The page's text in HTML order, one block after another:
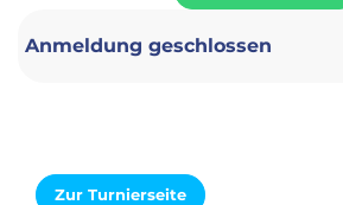
Anmeldung geschlossen
Zur Turnierseite